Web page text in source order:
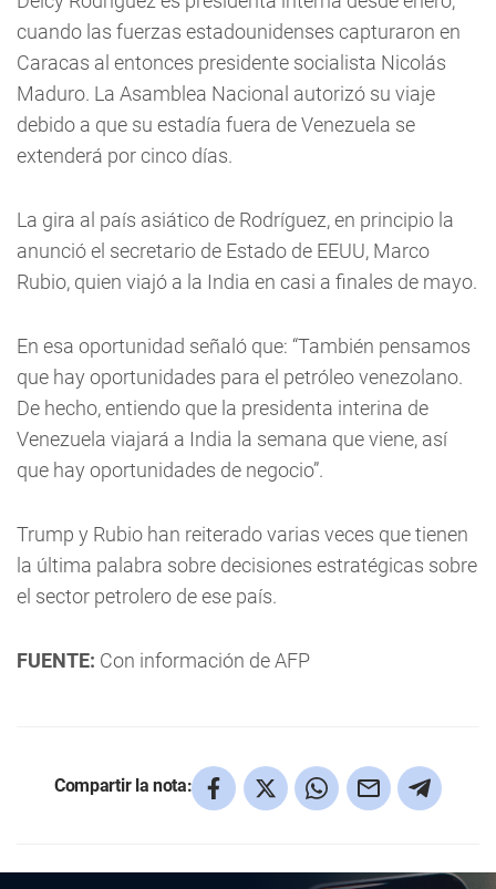
cuando las fuerzas estadounidenses capturaron en
Caracas al entonces presidente socialista Nicolás
Maduro. La Asamblea Nacional autorizó su viaje
debido a que su estadía fuera de Venezuela se
extenderá por cinco días.
La gira al país asiático de Rodríguez, en principio la
anunció el secretario de Estado de EEUU, Marco
Rubio, quien viajó a la India en casi a finales de mayo.
En esa oportunidad señaló que: “También pensamos
que hay oportunidades para el petróleo venezolano.
De hecho, entiendo que la presidenta interina de
Venezuela viajará a India la semana que viene, así
que hay oportunidades de negocio”.
Trump y Rubio han reiterado varias veces que tienen
la última palabra sobre decisiones estratégicas sobre
el sector petrolero de ese país.
FUENTE: Con información de AFP
Compartir la nota: